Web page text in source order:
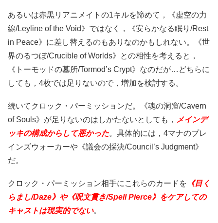
あるいは赤黒リアニメイトの1キルを諦めて，《虚空の力
線/Leyline of the Void》ではなく，《安らかなる眠り/Rest
in Peace》に差し替えるのもありなのかもしれない。《世
界のるつぼ/Crucible of Worlds》との相性を考えると，
《トーモッドの墓所/Tormod’s Crypt》なのだが…どちらに
しても，4枚では足りないので，増加を検討する。
続いてクロック・パーミッションだ。《魂の洞窟/Cavern
of Souls》が足りないのはしかたないとしても， メインデ
ッキの構成からして悪かった。具体的には，4マナのプレ
インズウォーカーや《議会の採決/Council’s Judgment》
だ。
クロック・パーミッション相手にこれらのカードを 《目く
らまし/Daze》や《呪文貫き/Spell Pierce》をケアしての
キャストは現実的でない。